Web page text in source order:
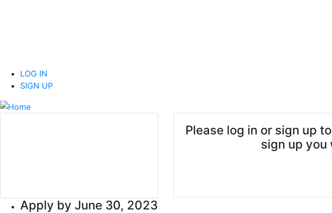
LOG IN
SIGN UP
Apply by June 30, 2023
Please log in or sign up
sign up you